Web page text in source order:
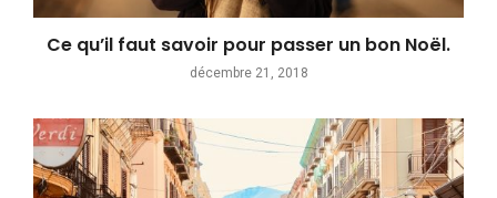
Ce qu’il faut savoir pour passer un bon Noël.
décembre 21, 2018